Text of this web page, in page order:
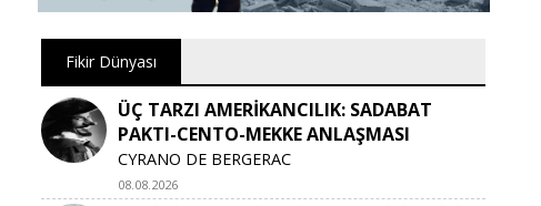
Fikir Dünyası
ÜÇ TARZI AMERİKANCILIK: SADABAT
PAKTI-CENTO-MEKKE ANLAŞMASI
CYRANO DE BERGERAC
08.08.2026